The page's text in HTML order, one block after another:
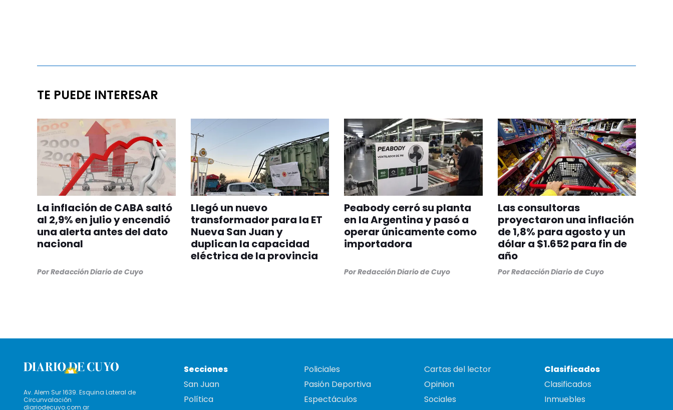
TE PUEDE INTERESAR
La inflación de CABA saltó
al 2,9% en julio y encendió
una alerta antes del dato
nacional
PorRedacción Diario de Cuyo
Llegó un nuevo
transformador para la ET
Nueva San Juan y
duplican la capacidad
eléctrica de la provincia
Peabody cerró su planta
en la Argentina y pasó a
operar únicamente como
importadora
PorRedacción Diario de Cuyo
Las consultoras
proyectaron una inflación
de 1,8% para agosto y un
dólar a $1.652 para fin de
año
PorRedacción Diario de Cuyo
Av. Alem Sur 1639. Esquina Lateral de
Circunvalación
diariodecuyo.com.ar
Secciones
San Juan
Política
Policiales
Pasión Deportiva
Espectáculos
Cartas del lector
Opinion
Sociales
Clasificados
Clasificados
Inmuebles